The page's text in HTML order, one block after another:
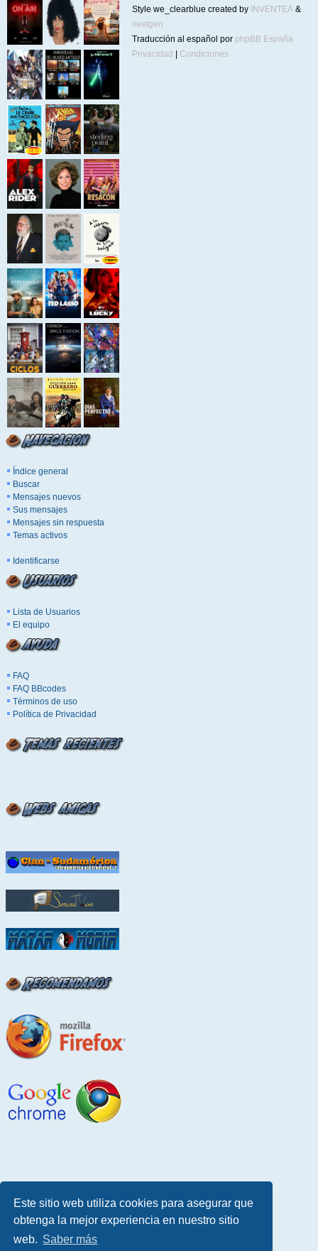
Este sitio web utiliza cookies para asegurar que
obtenga la mejor experiencia en nuestro sitio
web. Saber más
Índice general
Buscar
Mensajes nuevos
Sus mensajes
Mensajes sin respuesta
Temas activos
Identificarse
Lista de Usuarios
El equipo
FAQ
FAQ BBcodes
Términos de uso
Política de Privacidad
Style we_clearblue created by INVENTEA &
nextgen
Traducción al español por phpBB España
Privacidad
Condiciones